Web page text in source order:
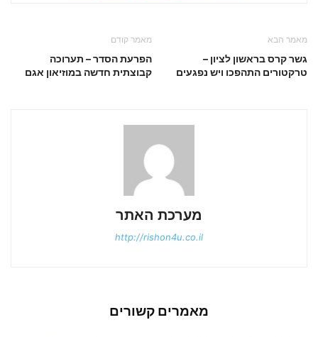
מאמר קודם
הפרעת הסדר – תערוכה
קבוצתית חדשה במוזיאון אגם
מאמר הבא
גשר קרס בראשון לציון –
טרקטורים התהפכו ויש נפגעים
מערכת האתר
http://rishon4u.co.il
מאמרים קשורים